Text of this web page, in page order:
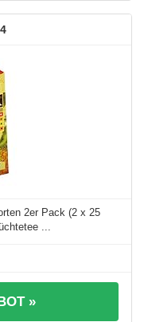
4
2er Pack (2 x 25
...
»